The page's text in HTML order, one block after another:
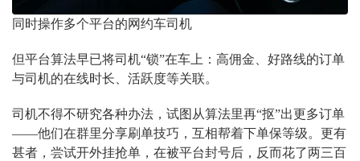
同时操作多个平台的网约车司机
但平台算法早已将司机“锁”在车上：高佣金、好路线的订单
与司机的在线时长、活跃度等关联。
司机不得不研究各种办法，试图从算法里再“抠”出更多订单
——他们在群里分享刷单技巧，互相帮着下单保等级。更有
甚者，尝试开外挂抢单，在被平台封号后，反而花了两三百